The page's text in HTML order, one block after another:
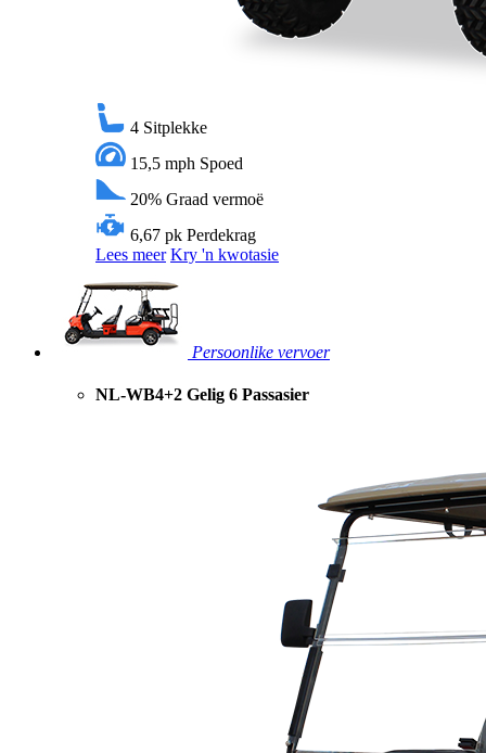
4 Sitplekke
15,5 mph Spoed
20% Graad vermoë
6,67 pk Perdekrag
Lees meer Kry 'n kwotasie
Persoonlike vervoer
NL-WB4+2 Gelig 6 Passasier